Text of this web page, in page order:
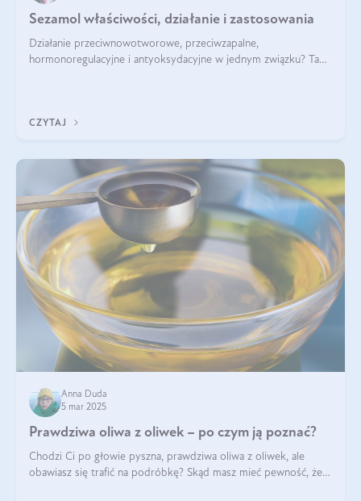
Sezamol właściwości, działanie i zastosowania
Działanie przeciwnowotworowe, przeciwzapalne,
hormonoregulacyjne i antyoksydacyjne w jednym związku? Tak
CZYTAJ
Anna Duda
5 mar 2025
Prawdziwa oliwa z oliwek – po czym ją poznać?
Chodzi Ci po głowie pyszna, prawdziwa oliwa z oliwek, ale
obawiasz się trafić na podróbkę? Skąd masz mieć pewność, że